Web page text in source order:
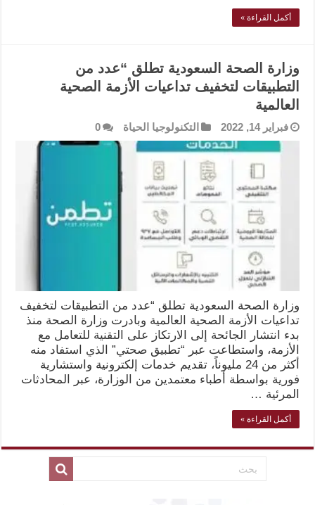
أكمل القراءة »
وزارة الصحة السعودية تطلق “عدد من
التطبيقات لتخفيف تداعيات الأزمة الصحية
العالمية
فبراير 14, 2022 التكنولوجيا الحياة 0
وزارة الصحة السعودية تطلق “عدد من التطبيقات لتخفيف
تداعيات الأزمة الصحية العالمية وبادرت وزارة الصحة منذ
بدء انتشار الجائحة إلى الارتكاز على التقنية للتعامل مع
الأزمة، واستطاعت عبر “تطبيق صحتي” الذي استفاد منه
أكثر من 24 مليوناً، تقديم خدمات إلكترونية واستشارية
فورية بواسطة أطباء معتمدين من الوزارة، عبر المحادثات
المرئية …
أكمل القراءة »